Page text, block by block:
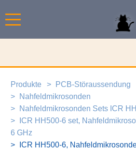
Produkte
PCB-Störaussendung
Nahfeldmikrosonden
Nahfeldmikrosonden Sets ICR
ICR HH500-6 set,
6 GHz
ICR HH500-6,